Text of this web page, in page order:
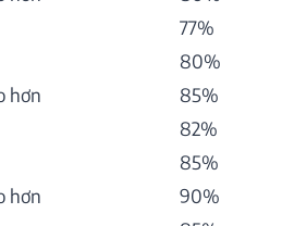
77%
80%
hơn
85%
82%
85%
hơn
90%